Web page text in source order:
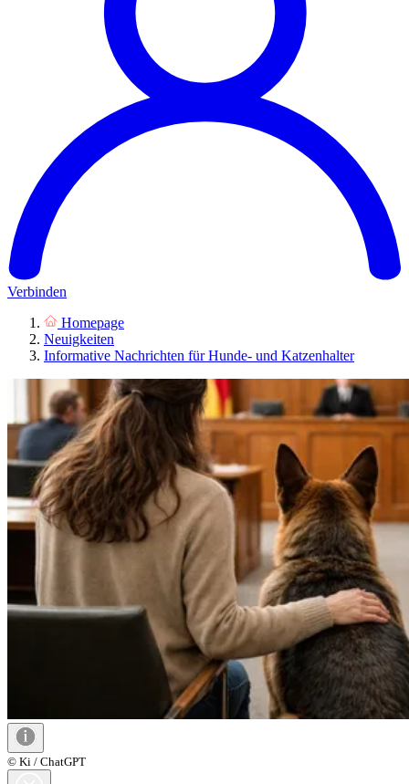
Verbinden
Homepage
Neuigkeiten
Informative Nachrichten für Hunde- und Katzenhalter
© Ki / ChatGPT